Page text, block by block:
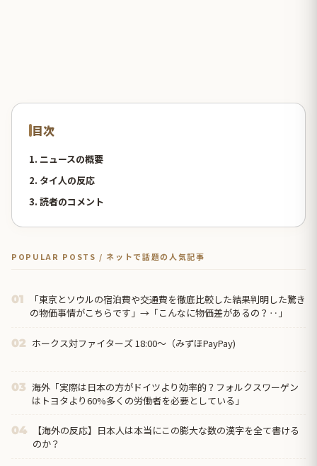
目次
1. ニュースの概要
2. タイ人の反応
3. 読者のコメント
POPULAR POSTS / ネットで話題の人気記事
01
「東京とソウルの宿泊費や交通費を徹底比較した結果判明した驚き
の物価事情がこちらです」→「こんなに物価差があるの？‥」
02 ホークス対ファイターズ 18:00～（みずほPayPay)
03 海外「実際は日本の方がドイツより効率的？フォルクスワーゲン
はトヨタより60%多くの労働者を必要としている」
04
【海外の反応】日本人は本当にこの膨大な数の漢字を全て書ける
のか？